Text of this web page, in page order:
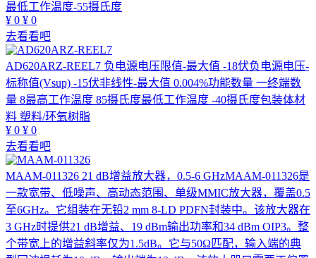
最低工作温度-55摄氏度
¥ 0 ¥ 0
去看看吧
AD620ARZ-REEL7 负电源电压限值-最大值 -18伏负电源电压-
标称值(Vsup) -15伏非线性-最大值 0.004%功能数量 一终端数
量 8最高工作温度 85摄氏度最低工作温度 -40摄氏度包装体材
料 塑料/环氧树脂
¥ 0 ¥ 0
去看看吧
MAAM-011326 21 dB增益放大器，0.5-6 GHzMAAM-011326是
一款宽带、低噪声、高动态范围、单级MMIC放大器，覆盖0.5
至6GHz。它组装在无铅2 mm 8-LD PDFN封装中。该放大器在
3 GHz时提供21 dB增益、19 dBm输出功率和34 dBm OIP3。整
个带宽上的增益斜率仅为1.5dB。它与50Ω匹配，输入端的典